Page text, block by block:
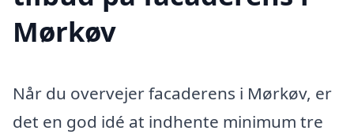
Mørkøv
Når du overvejer facaderens i Mørkøv, er
det en god idé at indhente minimum tre